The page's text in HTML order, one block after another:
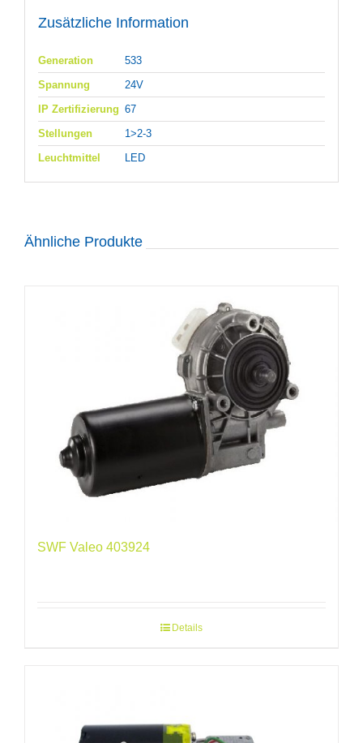
Zusätzliche Information
Generation
533
Spannung
24V
IP Zertifizierung 67
Stellungen
1>2-3
Leuchtmittel
LED
Ähnliche Produkte
SWF Valeo 403924
Details